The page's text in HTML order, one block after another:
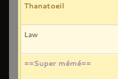
Thanatoeil
Law
==Super mémé==